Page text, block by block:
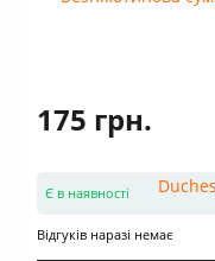
175 грн.
Є в наявності
Відгуків наразі немає